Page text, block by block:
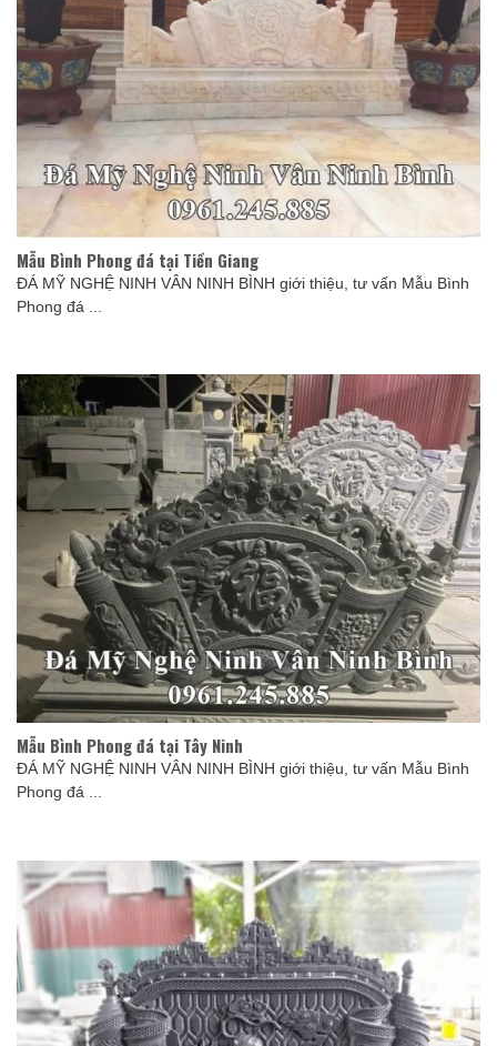
Mẫu Bình Phong đá tại Tiền Giang
ĐÁ MỸ NGHỆ NINH VÂN NINH BÌNH giới thiệu, tư vấn Mẫu Bình
Phong đá ...
Mẫu Bình Phong đá tại Tây Ninh
ĐÁ MỸ NGHỆ NINH VÂN NINH BÌNH giới thiệu, tư vấn Mẫu Bình
Phong đá ...